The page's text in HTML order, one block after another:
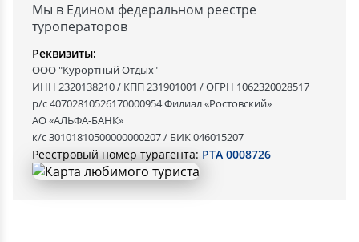
Мы в Едином федеральном реестре
туроператоров
Реквизиты:
ООО "Курортный Отдых"
ИНН 2320138210 / КПП 231901001 / ОГРН 1062320028517
р/с 40702810526170000954 Филиал «Ростовский»
АО «АЛЬФА-БАНК»
к/с 30101810500000000207 / БИК 046015207
Реестровый номер турагента: РТА 0008726